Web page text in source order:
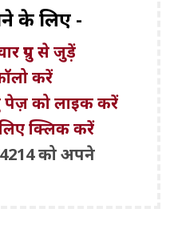
के लिए -
ग्रुप से जुड़ें
करें
को लाइक करें
लिए क्लिक करें
को अपने